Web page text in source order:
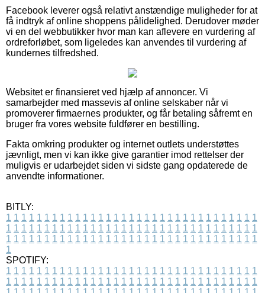
Facebook leverer også relativt anstændige muligheder for at
få indtryk af online shoppens pålidelighed. Derudover møder
vi en del webbutikker hvor man kan aflevere en vurdering af
ordreforløbet, som ligeledes kan anvendes til vurdering af
kundernes tilfredshed.
Websitet er finansieret ved hjælp af annoncer. Vi
samarbejder med massevis af online selskaber når vi
promoverer firmaernes produkter, og får betaling såfremt en
bruger fra vores website fuldfører en bestilling.
Fakta omkring produkter og internet outlets understøttes
jævnligt, men vi kan ikke give garantier imod rettelser der
muligvis er udarbejdet siden vi sidste gang opdaterede de
anvendte informationer.
BITLY:
1 1 1 1 1 1 1 1 1 1 1 1 1 1 1 1 1 1 1 1 1 1 1 1 1 1 1 1 1 1 1 1 1
1 1 1 1 1 1 1 1 1 1 1 1 1 1 1 1 1 1 1 1 1 1 1 1 1 1 1 1 1 1 1 1 1
1 1 1 1 1 1 1 1 1 1 1 1 1 1 1 1 1 1 1 1 1 1 1 1 1 1 1 1 1 1 1 1 1
1
SPOTIFY:
1 1 1 1 1 1 1 1 1 1 1 1 1 1 1 1 1 1 1 1 1 1 1 1 1 1 1 1 1 1 1 1 1
1 1 1 1 1 1 1 1 1 1 1 1 1 1 1 1 1 1 1 1 1 1 1 1 1 1 1 1 1 1 1 1 1